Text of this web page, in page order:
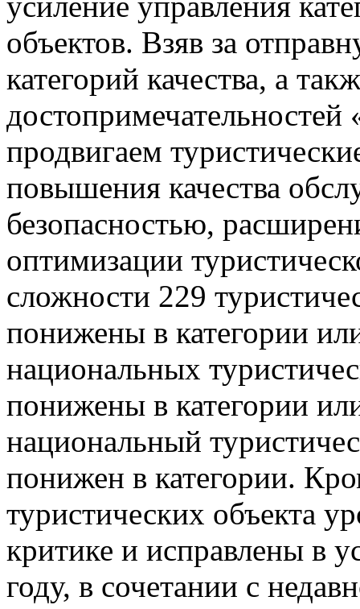
объектов. Взяв за
категорий качества, а
продвигаем
повышения качества
безопасностью,
оптимизации
сложности 229
понижены в категории
национальных
понижены в категории
национальный
понижен в категории.
туристических объекта
критике и исправлены в
году, в сочетании с